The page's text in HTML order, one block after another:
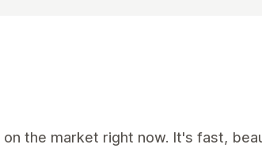
the market right now. It's fast,